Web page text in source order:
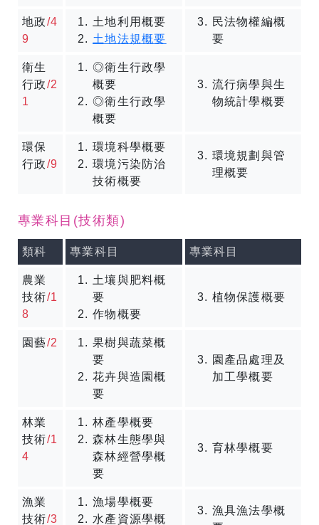
地政/4
9
土地利用概要
土地法規概要
民法物權編概
要
衛生
行政/2
1
◎衛生行政學
概要
◎衛生行政學
概要
流行病學與生
物統計學概要
環保
行政/9
環境科學概要
環境污染防治
技術概要
環境規劃與管
理概要
專業科目(技術類)
類科 專業科目 專業科目
農業
技術/1
8
土壤與肥料概
要
作物概要
植物保護概要
園藝/2
果樹與蔬菜概
要
花卉與造園概
要
園產品處理及
加工學概要
林業
技術/1
4
林產學概要
森林生態學與
森林經營學概
要
育林學概要
漁業
技術/3
漁場學概要
水產資源學概
漁具漁法學概